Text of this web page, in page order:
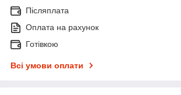
Післяплата
Оплата на рахунок
Готівкою
Всі умови оплати